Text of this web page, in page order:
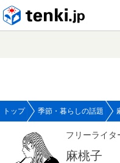
トップ 季節・暮らしの話題
フリーライタ
麻桃子